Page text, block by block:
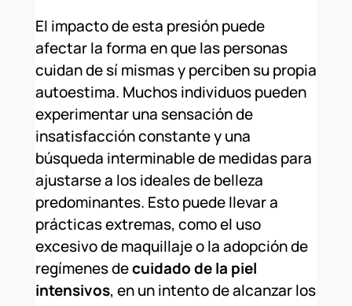
El impacto de esta presión puede
afectar la forma en que las personas
cuidan de sí mismas y perciben su propia
autoestima. Muchos individuos pueden
experimentar una sensación de
insatisfacción constante y una
búsqueda interminable de medidas para
ajustarse a los ideales de belleza
predominantes. Esto puede llevar a
prácticas extremas, como el uso
excesivo de maquillaje o la adopción de
regímenes decuidado de la piel
intensivos, en un intento de alcanzar los